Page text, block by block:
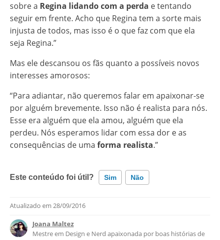
sobre a Regina lidando com a perda e tentando
seguir em frente. Acho que Regina tem a sorte mais
injusta de todos, mas isso é o que faz com que ela
seja Regina.”
Mas ele descansou os fãs quanto a possíveis novos
interesses amorosos:
“Para adiantar, não queremos falar em apaixonar-se
por alguém brevemente. Isso não é realista para nós.
Esse era alguém que ela amou, alguém que ela
perdeu. Nós esperamos lidar com essa dor e as
consequências de uma forma realista.”
Este conteúdo foi útil? Sim Não
Este conteúdo contém informação incorreta
Este conteúdo não tem a informação que procuro
Atualizado em 28/09/2016
Joana Maltez
Mestre em Design e Nerd apaixonada por boas histórias de